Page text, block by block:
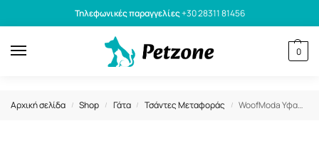
Τηλεφωνικές παραγγελίες+30 28311 81456
0
Αρχική σελίδα / Shop / Γάτα / Τσάντες Μεταφοράς / WoofModa Υφασμάτινη Τσάντα Μεταφοράς Κατοικίδιου Avocado No1